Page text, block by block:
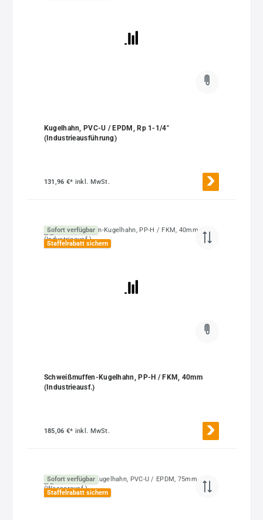
Kugelhahn, PVC-U / EPDM, Rp 1-1/4"
(Industrieausführung)
131,96 €* inkl. MwSt.
Sofort verfügbar
Staffelrabatt sichern
Schweißmuffen-Kugelhahn, PP-H / FKM, 40mm
(Industrieausf.)
185,06 €* inkl. MwSt.
Sofort verfügbar
Staffelrabatt sichern